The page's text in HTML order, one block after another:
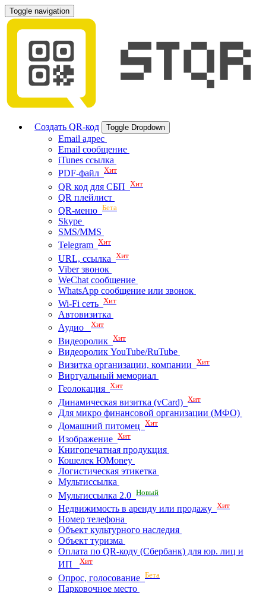
Toggle navigation
Создать QR-код Toggle Dropdown
Email адрес
Email сообщение
iTunes ссылка
PDF-файл Хит
QR код для СБП Хит
QR плейлист
QR-меню Бета
Skype
SMS/MMS
Telegram Хит
URL, ссылка Хит
Viber звонок
WeChat сообщение
WhatsApp сообщение или звонок
Wi-Fi сеть Хит
Автовизитка
Аудио Хит
Видеоролик Хит
Видеоролик YouTube/RuTube
Визитка организации, компании Хит
Виртуальный мемориал
Геолокация Хит
Динамическая визитка (vCard) Хит
Для микро финансовой организации (МФО)
Домашний питомец Хит
Изображение Хит
Книгопечатная продукция
Кошелек ЮMoney
Логистическая этикетка
Мультиссылка
Мультиссылка 2.0 Новый
Недвижимость в аренду или продажу Хит
Номер телефона
Объект культурного наследия
Объект туризма
Оплата по QR-коду (Сбербанк) для юр. лиц и
ИП Хит
Опрос, голосование Бета
Парковочное место